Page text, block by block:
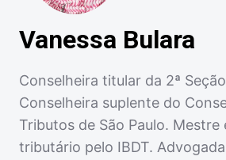
Vanessa Bulara
Conselheira titular da 2ª
Conselheira suplente do
Tributos de São Paulo. Mestre
tributário pelo IBDT.